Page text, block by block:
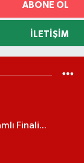
ABONE OL
İLETIŞIM
Finali...